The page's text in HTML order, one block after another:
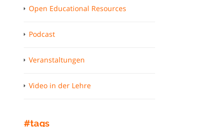
Open Educational Resources
Podcast
Veranstaltungen
Video in der Lehre
#tags